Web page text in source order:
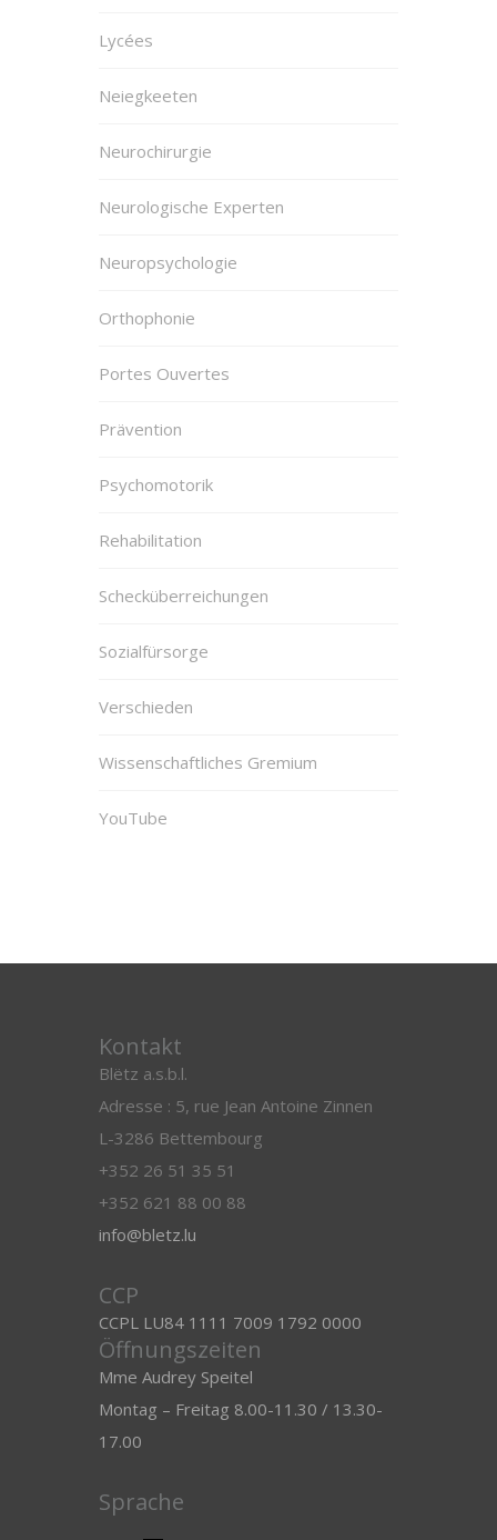
Lycées
Neiegkeeten
Neurochirurgie
Neurologische Experten
Neuropsychologie
Orthophonie
Portes Ouvertes
Prävention
Psychomotorik
Rehabilitation
Schecküberreichungen
Sozialfürsorge
Verschieden
Wissenschaftliches Gremium
YouTube
Kontakt
Blëtz a.s.b.l.
Adresse : 5, rue Jean Antoine Zinnen
L-3286 Bettembourg
+352 26 51 35 51
+352 621 88 00 88
info@bletz.lu
CCP
CCPL LU84 1111 7009 1792 0000
Öffnungszeiten
Mme Audrey Speitel
Montag – Freitag 8.00-11.30 / 13.30-
17.00
Sprache